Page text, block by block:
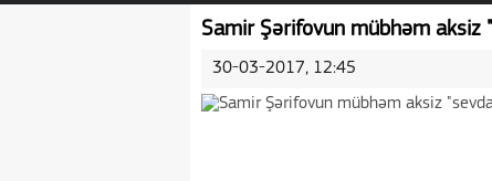
Samir Şərifovun mübhəm aksiz
30-03-2017, 12:45